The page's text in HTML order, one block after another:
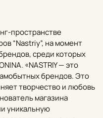
пространстве
“Nastriy”, на момент
среди которых
«NASTRIY — это
брендов. Это
творчество и любовь
магазина
уникальную